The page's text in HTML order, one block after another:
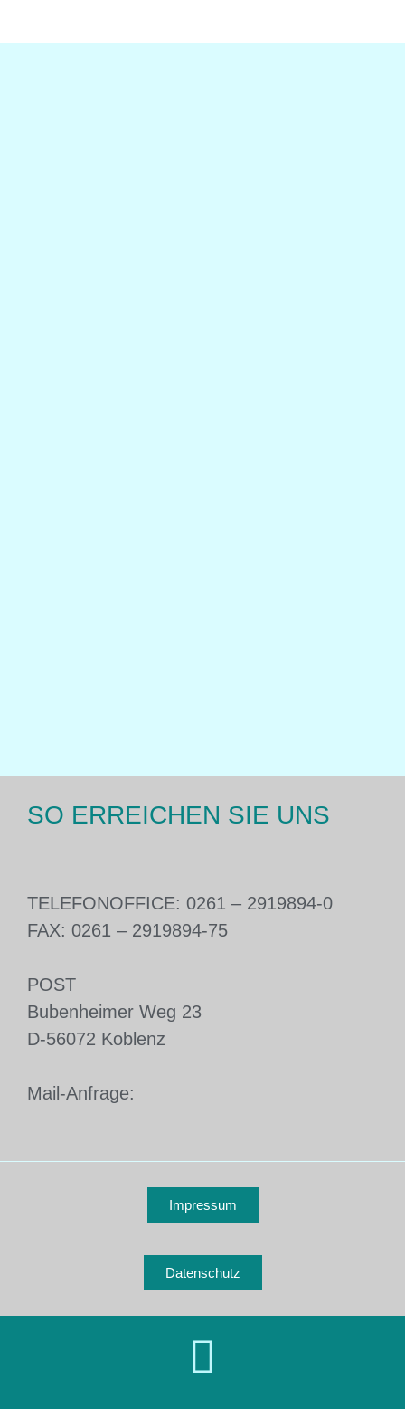
SO ERREICHEN SIE UNS
TELEFONOFFICE: 0261 – 2919894-0
FAX: 0261 – 2919894-75
POST
Bubenheimer Weg 23
D-56072 Koblenz
Mail-Anfrage:
Impressum
Datenschutz